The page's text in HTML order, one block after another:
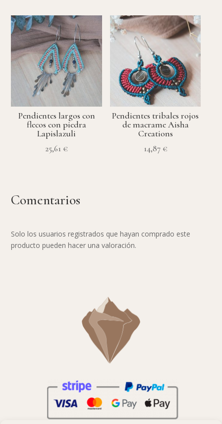
Pendientes largos con
flecos con piedra
Lapislazuli
25,61 €
Pendientes tribales rojos
de macrame Aisha
Creations
14,87 €
Comentarios
Solo los usuarios registrados que hayan comprado este
producto pueden hacer una valoración.